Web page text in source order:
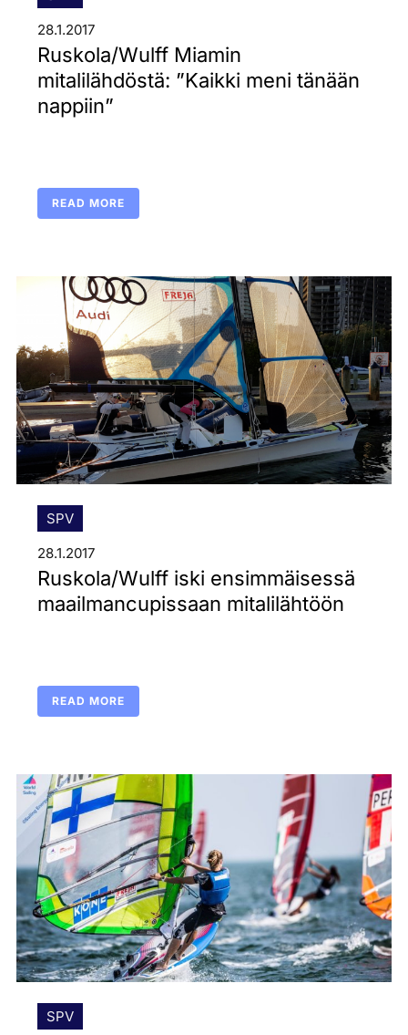
28.1.2017
Ruskola/Wulff Miamin
mitalilähdöstä: ”Kaikki meni tänään
nappiin”
READ MORE
SPV
28.1.2017
Ruskola/Wulff iski ensimmäisessä
maailmancupissaan mitalilähtöön
READ MORE
SPV